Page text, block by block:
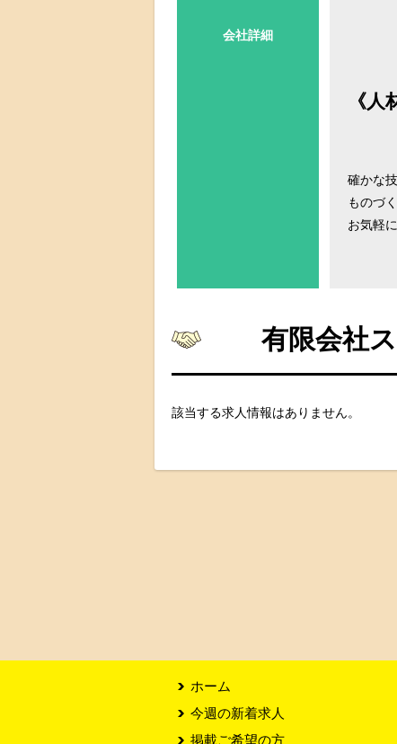
会社詳細
《
確かな
ものづ
お気軽
有限会社
該当する求人情報はありません。
ホーム
今週の新着求人
掲載ご希望の方